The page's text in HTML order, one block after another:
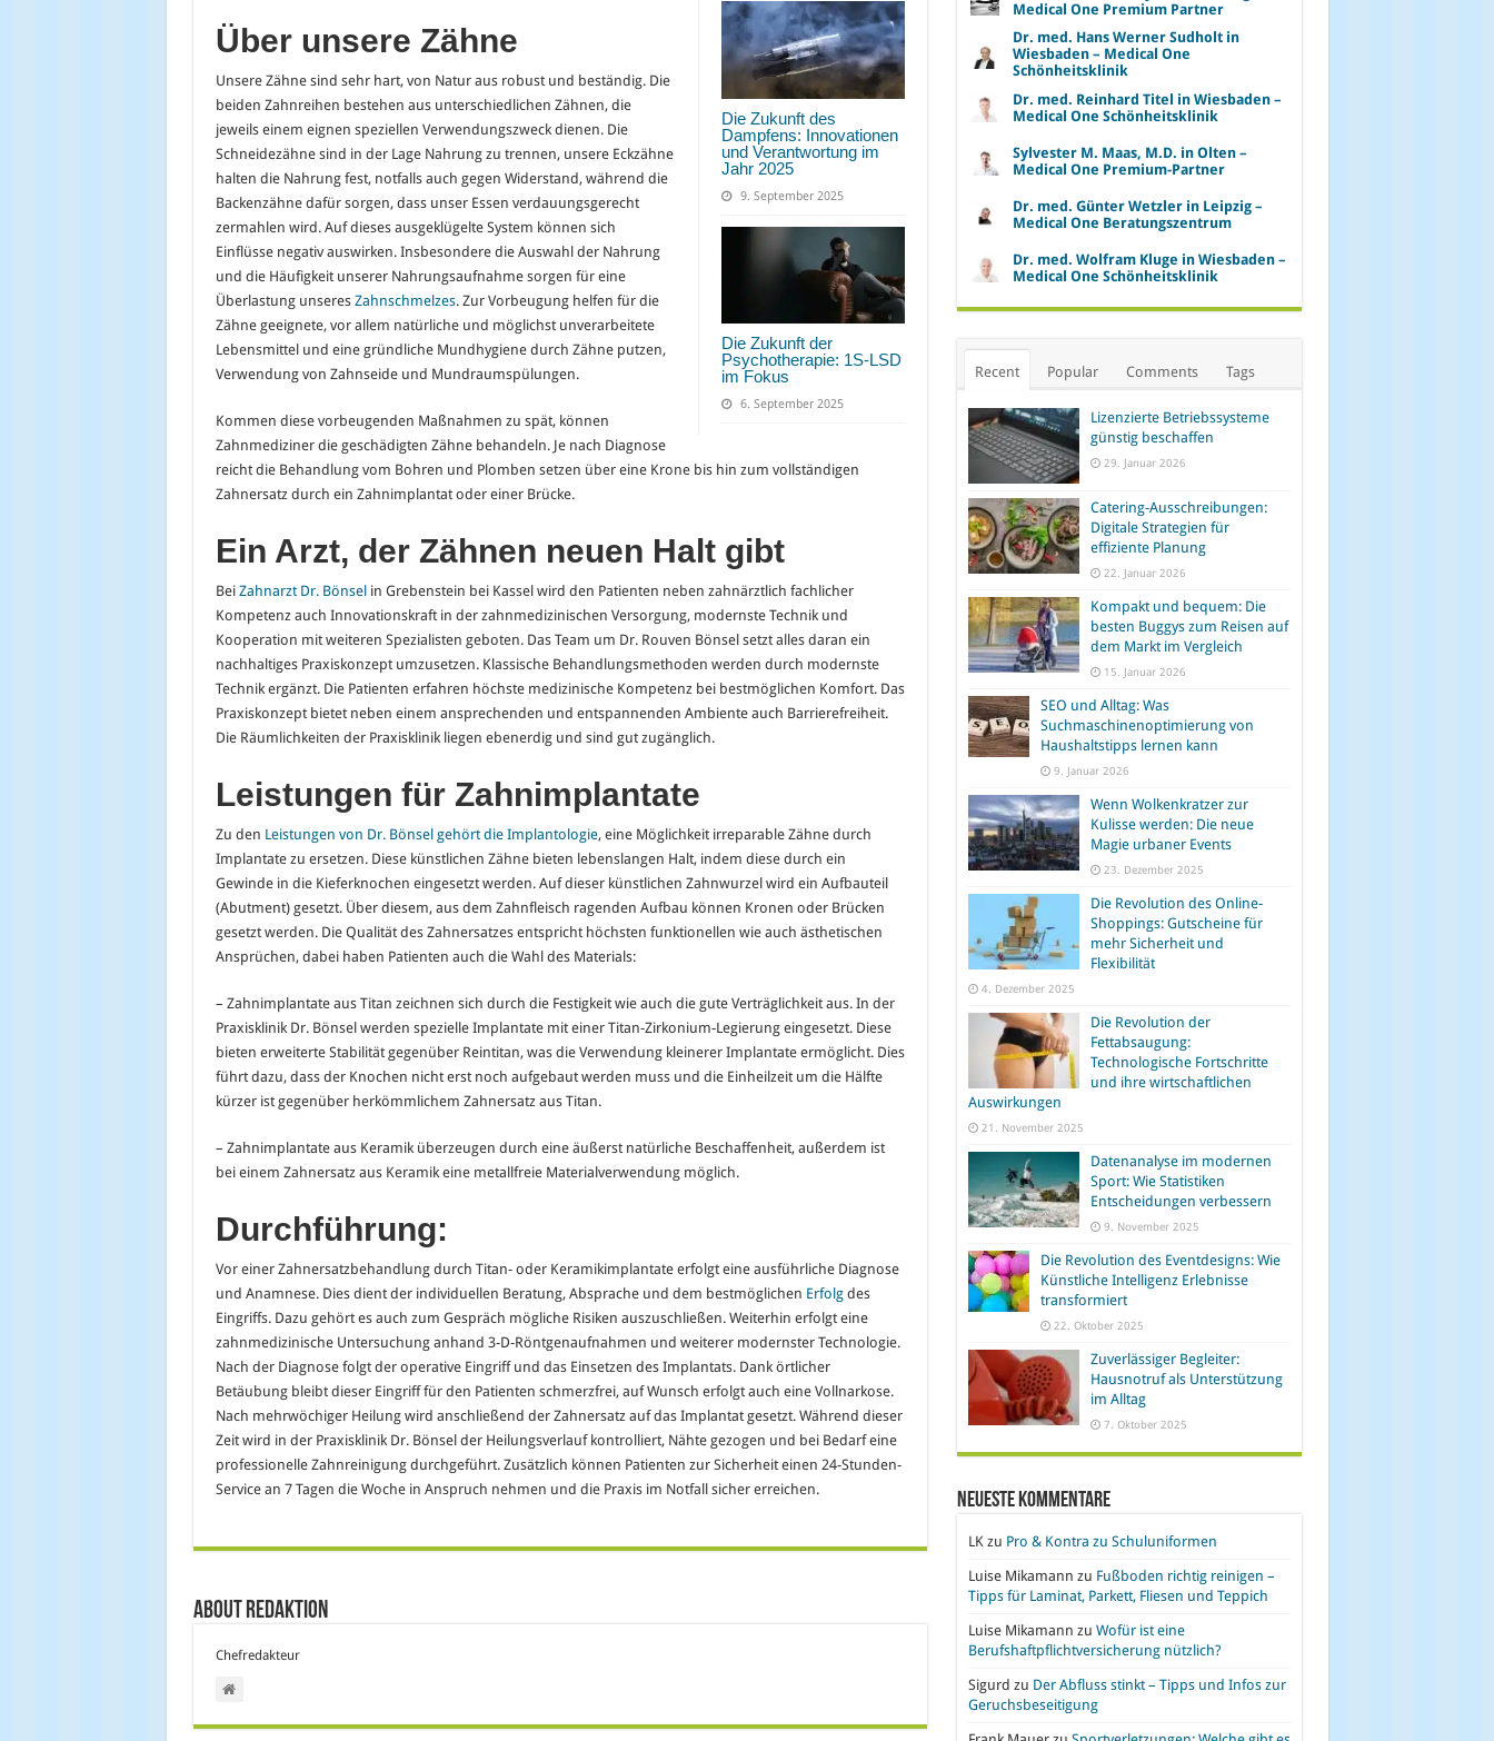
Die Zukunft des
Dampfens: Innovationen
und Verantwortung im
Jahr 2025
9. September 2025
Die Zukunft der
Psychotherapie: 1S-LSD
im Fokus
6. September 2025
Über unsere Zähne
Unsere Zähne sind sehr hart, von Natur aus robust und beständig. Die
beiden Zahnreihen bestehen aus unterschiedlichen Zähnen, die
jeweils einem eignen speziellen Verwendungszweck dienen. Die
Schneidezähne sind in der Lage Nahrung zu trennen, unsere Eckzähne
halten die Nahrung fest, notfalls auch gegen Widerstand, während die
Backenzähne dafür sorgen, dass unser Essen verdauungsgerecht
zermahlen wird. Auf dieses ausgeklügelte System können sich
Einflüsse negativ auswirken. Insbesondere die Auswahl der Nahrung
und die Häufigkeit unserer Nahrungsaufnahme sorgen für eine
Überlastung unseres Zahnschmelzes. Zur Vorbeugung helfen für die
Zähne geeignete, vor allem natürliche und möglichst unverarbeitete
Lebensmittel und eine gründliche Mundhygiene durch Zähne putzen,
Verwendung von Zahnseide und Mundraumspülungen.
Kommen diese vorbeugenden Maßnahmen zu spät, können
Zahnmediziner die geschädigten Zähne behandeln. Je nach Diagnose
reicht die Behandlung vom Bohren und Plomben setzen über eine Krone bis hin zum vollständigen
Zahnersatz durch ein Zahnimplantat oder einer Brücke.
Ein Arzt, der Zähnen neuen Halt gibt
Bei Zahnarzt Dr. Bönsel in Grebenstein bei Kassel wird den Patienten neben zahnärztlich fachlicher
Kompetenz auch Innovationskraft in der zahnmedizinischen Versorgung, modernste Technik und
Kooperation mit weiteren Spezialisten geboten. Das Team um Dr. Rouven Bönsel setzt alles daran ein
nachhaltiges Praxiskonzept umzusetzen. Klassische Behandlungsmethoden werden durch modernste
Technik ergänzt. Die Patienten erfahren höchste medizinische Kompetenz bei bestmöglichen Komfort. Das
Praxiskonzept bietet neben einem ansprechenden und entspannenden Ambiente auch Barrierefreiheit.
Die Räumlichkeiten der Praxisklinik liegen ebenerdig und sind gut zugänglich.
Leistungen für Zahnimplantate
Zu den Leistungen von Dr. Bönsel gehört die Implantologie, eine Möglichkeit irreparable Zähne durch
Implantate zu ersetzen. Diese künstlichen Zähne bieten lebenslangen Halt, indem diese durch ein
Gewinde in die Kieferknochen eingesetzt werden. Auf dieser künstlichen Zahnwurzel wird ein Aufbauteil
(Abutment) gesetzt. Über diesem, aus dem Zahnfleisch ragenden Aufbau können Kronen oder Brücken
gesetzt werden. Die Qualität des Zahnersatzes entspricht höchsten funktionellen wie auch ästhetischen
Ansprüchen, dabei haben Patienten auch die Wahl des Materials:
– Zahnimplantate aus Titan zeichnen sich durch die Festigkeit wie auch die gute Verträglichkeit aus. In der
Praxisklinik Dr. Bönsel werden spezielle Implantate mit einer Titan-Zirkonium-Legierung eingesetzt. Diese
bieten erweiterte Stabilität gegenüber Reintitan, was die Verwendung kleinerer Implantate ermöglicht. Dies
führt dazu, dass der Knochen nicht erst noch aufgebaut werden muss und die Einheilzeit um die Hälfte
kürzer ist gegenüber herkömmlichem Zahnersatz aus Titan.
– Zahnimplantate aus Keramik überzeugen durch eine äußerst natürliche Beschaffenheit, außerdem ist
bei einem Zahnersatz aus Keramik eine metallfreie Materialverwendung möglich.
Durchführung:
Vor einer Zahnersatzbehandlung durch Titan- oder Keramikimplantate erfolgt eine ausführliche Diagnose
und Anamnese. Dies dient der individuellen Beratung, Absprache und dem bestmöglichen Erfolgdes
Eingriffs. Dazu gehört es auch zum Gespräch mögliche Risiken auszuschließen. Weiterhin erfolgt eine
zahnmedizinische Untersuchung anhand 3-D-Röntgenaufnahmen und weiterer modernster Technologie.
Nach der Diagnose folgt der operative Eingriff und das Einsetzen des Implantats. Dank örtlicher
Betäubung bleibt dieser Eingriff für den Patienten schmerzfrei, auf Wunsch erfolgt auch eine Vollnarkose.
Nach mehrwöchiger Heilung wird anschließend der Zahnersatz auf das Implantat gesetzt. Während dieser
Zeit wird in der Praxisklinik Dr. Bönsel der Heilungsverlauf kontrolliert, Nähte gezogen und bei Bedarf eine
professionelle Zahnreinigung durchgeführt. Zusätzlich können Patienten zur Sicherheit einen 24-Stunden-
Service an 7 Tagen die Woche in Anspruch nehmen und die Praxis im Notfall sicher erreichen.
About Redaktion
Chefredakteur
Medical One Premium Partner
Dr. med. Hans Werner Sudholt in
Wiesbaden – Medical One
Schönheitsklinik
Dr. med. Reinhard Titel in Wiesbaden –
Medical One Schönheitsklinik
Sylvester M. Maas, M.D. in Olten –
Medical One Premium-Partner
Dr. med. Günter Wetzler in Leipzig –
Medical One Beratungszentrum
Dr. med. Wolfram Kluge in Wiesbaden –
Medical One Schönheitsklinik
Recent Popular Comments Tags
Lizenzierte Betriebssysteme
günstig beschaffen
29. Januar 2026
Catering-Ausschreibungen:
Digitale Strategien für
effiziente Planung
22. Januar 2026
Kompakt und bequem: Die
besten Buggys zum Reisen auf
dem Markt im Vergleich
15. Januar 2026
SEO und Alltag: Was
Suchmaschinenoptimierung von
Haushaltstipps lernen kann
9. Januar 2026
Wenn Wolkenkratzer zur
Kulisse werden: Die neue
Magie urbaner Events
23. Dezember 2025
Die Revolution des Online-
Shoppings: Gutscheine für
mehr Sicherheit und
Flexibilität
4. Dezember 2025
Die Revolution der
Fettabsaugung:
Technologische Fortschritte
und ihre wirtschaftlichen
Auswirkungen
21. November 2025
Datenanalyse im modernen
Sport: Wie Statistiken
Entscheidungen verbessern
9. November 2025
Die Revolution des Eventdesigns: Wie
Künstliche Intelligenz Erlebnisse
transformiert
22. Oktober 2025
Zuverlässiger Begleiter:
Hausnotruf als Unterstützung
im Alltag
7. Oktober 2025
Neueste Kommentare
LKzu Pro & Kontra zu Schuluniformen
Luise Mikamann zu Fußboden richtig reinigen –
Tipps für Laminat, Parkett, Fliesen und Teppich
Luise Mikamann zu Wofür ist eine
Berufshaftpflichtversicherung nützlich?
Sigurd zu Der Abfluss stinkt – Tipps und Infos zur
Geruchsbeseitigung